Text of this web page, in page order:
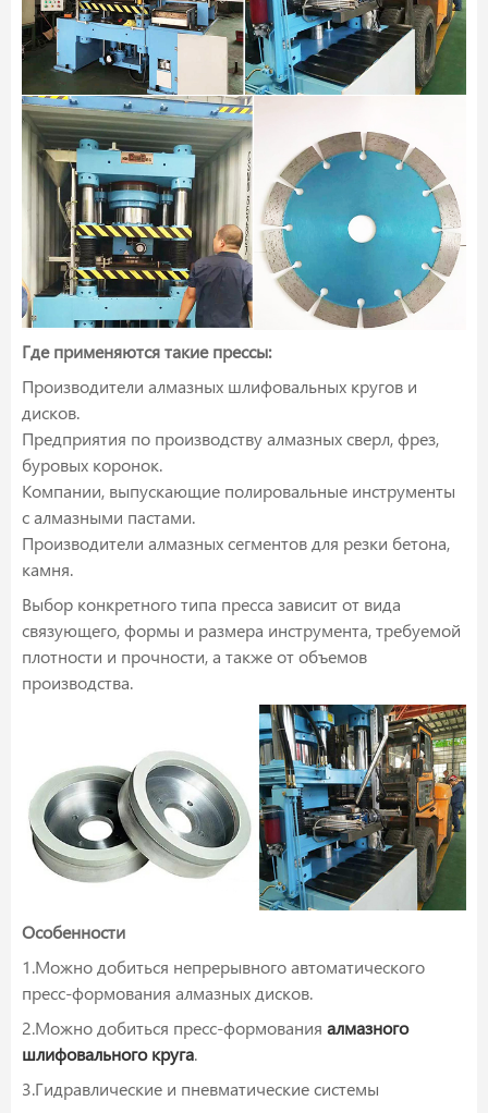
Где применяются такие прессы:
Производители алмазных шлифовальных кругов и
дисков.
Предприятия по производству алмазных сверл, фрез,
буровых коронок.
Компании, выпускающие полировальные инструменты
с алмазными пастами.
Производители алмазных сегментов для резки бетона,
камня.
Выбор конкретного типа пресса зависит от вида
связующего, формы и размера инструмента, требуемой
плотности и прочности, а также от объемов
производства.
Особенности
1.Можно добиться непрерывного автоматического
пресс-формования алмазных дисков.
2.Можно добиться пресс-формования алмазного
шлифовального круга.
3.Гидравлические и пневматические системы